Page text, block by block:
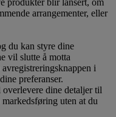
produkter blir lansert, om
arrangementer, eller
du kan styre dine
vil slutte å motta
i
preferanser.
dine detaljer til
markedsføring uten at du